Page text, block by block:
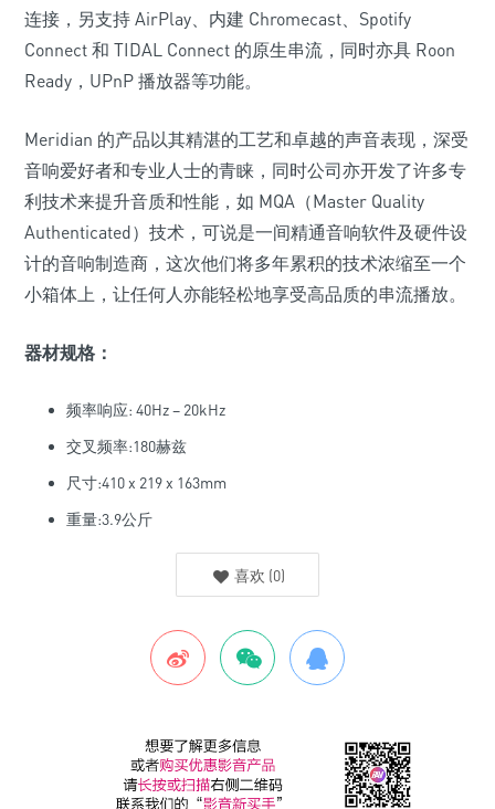
连接，另支持 AirPlay、内建 Chromecast、Spotify
Connect 和 TIDAL Connect 的原生串流，同时亦具 Roon
Ready，UPnP 播放器等功能。
Meridian 的产品以其精湛的工艺和卓越的声音表现，深受
音响爱好者和专业人士的青睐，同时公司亦开发了许多专
利技术来提升音质和性能，如 MQA（Master Quality
Authenticated）技术，可说是一间精通音响软件及硬件设
计的音响制造商，这次他们将多年累积的技术浓缩至一个
小箱体上，让任何人亦能轻松地享受高品质的串流播放。
器材规格：
频率响应: 40Hz – 20kHz
交叉频率:180赫兹
尺寸:410 x 219 x 163mm
重量:3.9公斤
喜欢 (0)